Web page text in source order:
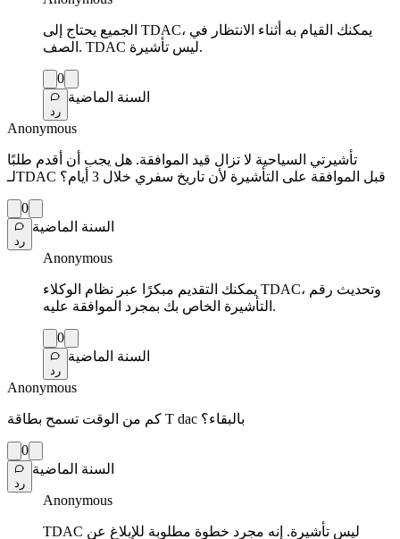
الجميع يحتاج إلى TDAC، يمكنك القيام به أثناء الانتظار في
الصف. TDAC ليس تأشيرة.
0
رد
السنة الماضية
Anonymous
تأشيرتي السياحية لا تزال قيد الموافقة. هل يجب أن أقدم طلبًا
لـTDAC قبل الموافقة على التأشيرة لأن تاريخ سفري خلال 3 أيام؟
0
رد
السنة الماضية
Anonymous
يمكنك التقديم مبكرًا عبر نظام الوكلاء TDAC، وتحديث رقم
التأشيرة الخاص بك بمجرد الموافقة عليه.
0
رد
السنة الماضية
Anonymous
كم من الوقت تسمح بطاقة T dac بالبقاء؟
0
رد
السنة الماضية
Anonymous
TDAC ليس تأشيرة. إنه مجرد خطوة مطلوبة للإبلاغ عن